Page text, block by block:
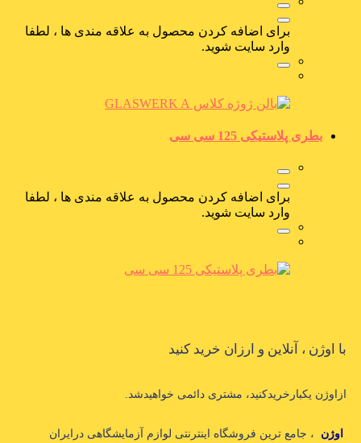
برای اضافه کردن محصول به علاقه مندی ها ، لطفا
وارد سایت شوید.
بطری پلاستیکی 125 سی سی
برای اضافه کردن محصول به علاقه مندی ها ، لطفا
وارد سایت شوید.
با اوژن ، آنلاین و ارزان خرید کنید
ازاوژن یکبارخریدکنید، مشتری دائمی خواهیدشد.
اوژن ، جامع ترین فروشگاه اینترنتی لوازم آزمایشگاهی درایران